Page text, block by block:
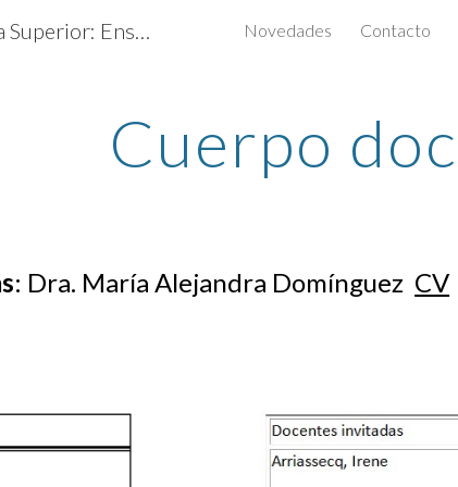
to main content Skip to
Diplomatura Universitaria Superior: Enseñanza de la Física en la Educación Secundaria Novedades Contacto
Cuerpo
: Dra. María Alejandra Domínguez CV